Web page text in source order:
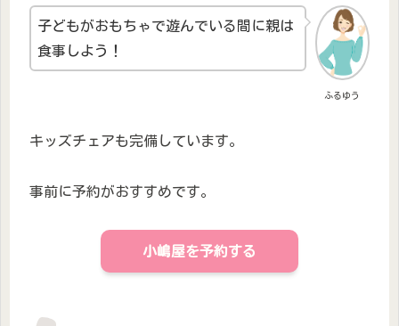
ふるゆう
子どもがおもちゃで遊んでいる間に親は
食事しよう！
キッズチェアも完備しています。
事前に予約がおすすめです。
小嶋屋を予約する